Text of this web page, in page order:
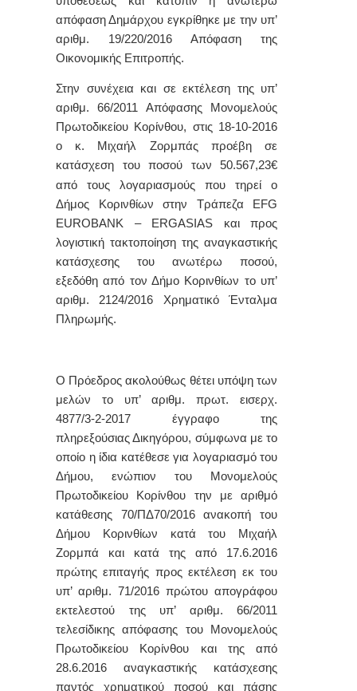
απόφαση Δημάρχου εγκρίθηκε με την υπ’
αριθμ. 19/220/2016 Απόφαση της
Οικονομικής Επιτροπής.
Στην συνέχεια και σε εκτέλεση της υπ’
αριθμ. 66/2011 Απόφασης Μονομελούς
Πρωτοδικείου Κορίνθου, στις 18-10-2016
ο κ. Μιχαήλ Ζορμπάς προέβη σε
κατάσχεση του ποσού των 50.567,23€
από τους λογαριασμούς που τηρεί ο
Δήμος Κορινθίων στην Τράπεζα
EFG
EUROBANK – ERGASIAS και προς
λογιστική τακτοποίηση της αναγκαστικής
κατάσχεσης του ανωτέρω ποσού,
εξεδόθη από τον Δήμο Κορινθίων το υπ’
αριθμ. 2124/2016 Χρηματικό Ένταλμα
Πληρωμής.
Ο Πρόεδρος ακολούθως θέτει υπόψη των
μελών το υπ’ αριθμ. πρωτ. εισερχ.
4877/3-2-2017 έγγραφο της
πληρεξούσιας Δικηγόρου, σύμφωνα με το
οποίο η ίδια κατέθεσε για λογαριασμό του
Δήμου, ενώπιον του Μονομελούς
Πρωτοδικείου Κορίνθου την με αριθμό
κατάθεσης 70/ΠΔ70/2016 ανακοπή του
Δήμου Κορινθίων κατά του Μιχαήλ
Ζορμπά και κατά της από 17.6.2016
πρώτης επιταγής προς εκτέλεση εκ του
υπ’ αριθμ. 71/2016 πρώτου απογράφου
εκτελεστού της υπ’ αριθμ. 66/2011
τελεσίδικης απόφασης του Μονομελούς
Πρωτοδικείου Κορίνθου και της από
28.6.2016 αναγκαστικής κατάσχεσης
παντός χρηματικού ποσού και πάσης